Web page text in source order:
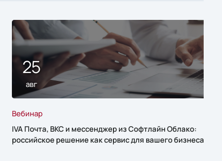
25
авг
Вебинар
IVA Почта, ВКС и мессенджер из Софтлайн Облако:
российское решение как сервис для вашего бизнеса